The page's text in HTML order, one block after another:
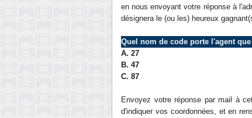
en nous envoyant votre réponse à
désignera le (ou les) heureux
Quel nom de code porte l'agent
A. 27
B. 47
C. 87
Envoyez votre réponse par mail à
d'indiquer vos coordonnées, et en